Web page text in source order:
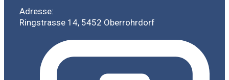
Adresse:
Ringstrasse 14, 5452 Oberrohrdorf